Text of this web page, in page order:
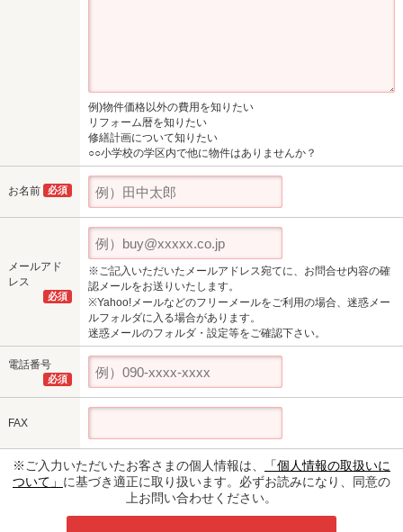
例)物件価格以外の費用を知りたい
リフォーム暦を知りたい
修繕計画について知りたい
○○小学校の学区内で他に物件はありませんか？
お名前 必須
メールアド
レス
必須
※ご記入いただいたメールアドレス宛てに、お問合せ内容の確
認メールをお送りいたします。
※Yahoo!メールなどのフリーメールをご利用の場合、迷惑メー
ルフォルダに入る場合があります。
迷惑メールのフォルダ・設定等をご確認下さい。
電話番号
必須
FAX
※ご入力いただいたお客さまの個人情報は、
「個人情報の取扱いに
ついて」 に基づき適正に取り扱います。必ずお読みになり、同意の
上お問い合わせください。